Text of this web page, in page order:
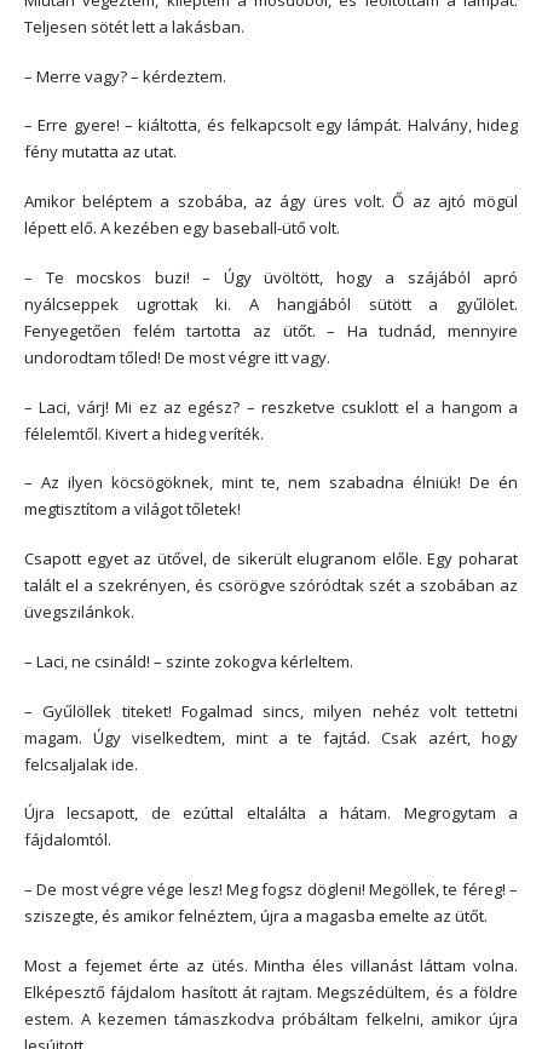
Teljesen sötét lett a lakásban.
– Merre vagy? – kérdeztem.
– Erre gyere! – kiáltotta, és felkapcsolt egy lámpát. Halvány, hideg
fény mutatta az utat.
Amikor beléptem a szobába, az ágy üres volt. Ő az ajtó mögül
lépett elő. A kezében egy baseball-ütő volt.
– Te mocskos buzi! – Úgy üvöltött, hogy a szájából apró
nyálcseppek ugrottak ki. A hangjából sütött a gyűlölet.
Fenyegetően felém tartotta az ütőt. – Ha tudnád, mennyire
undorodtam tőled! De most végre itt vagy.
– Laci, várj! Mi ez az egész? – reszketve csuklott el a hangom a
félelemtől. Kivert a hideg veríték.
– Az ilyen köcsögöknek, mint te, nem szabadna élniük! De én
megtisztítom a világot tőletek!
Csapott egyet az ütővel, de sikerült elugranom előle. Egy poharat
talált el a szekrényen, és csörögve szóródtak szét a szobában az
üvegszilánkok.
– Laci, ne csináld! – szinte zokogva kérleltem.
– Gyűlöllek titeket! Fogalmad sincs, milyen nehéz volt tettetni
magam. Úgy viselkedtem, mint a te fajtád. Csak azért, hogy
felcsaljalak ide.
Újra lecsapott, de ezúttal eltalálta a hátam. Megrogytam a
fájdalomtól.
– De most végre vége lesz! Meg fogsz dögleni! Megöllek, te féreg! –
sziszegte, és amikor felnéztem, újra a magasba emelte az ütőt.
Most a fejemet érte az ütés. Mintha éles villanást láttam volna.
Elképesztő fájdalom hasított át rajtam. Megszédültem, és a földre
estem. A kezemen támaszkodva próbáltam felkelni, amikor újra